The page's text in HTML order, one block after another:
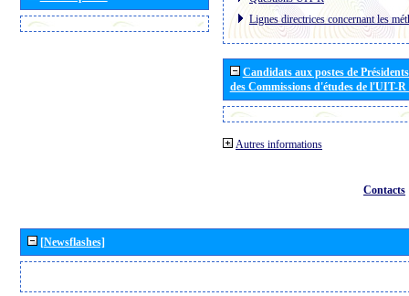
Lignes directrices concernant les
Candidats aux postes de
des Commissions d'études de l'UIT-
Autres informations
Contacts
[Newsflashes]